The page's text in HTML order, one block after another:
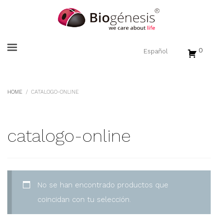
0
HOME CATALOGO-ONLINE
catalogo-online
No se han encontrado productos que
coincidan con tu selección.